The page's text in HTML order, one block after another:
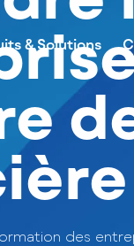
& Solutions
des